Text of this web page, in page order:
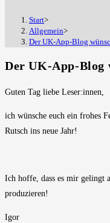
Start>
Allgemein>
Der UK-App-Blog
Der UK-App-Blog
Guten Tag liebe Leser:innen,
ich wünsche euch ein frohes
Rutsch ins neue Jahr!
Ich hoffe, dass es mir gelingt
produzieren!
Igor